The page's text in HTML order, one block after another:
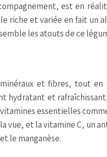
est en
riche et variée en fait un
les atouts de ce
et fibres, tout
hydratant et
essentielles
vue, et la vitamine C, un
le manganèse.